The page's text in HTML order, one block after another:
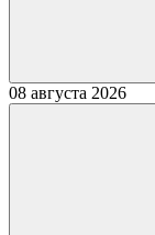
08 августа 2026